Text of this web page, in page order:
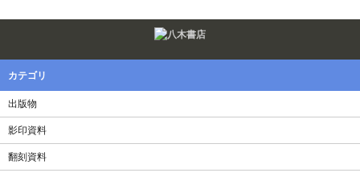
カテゴリ
出版物
影印資料
翻刻資料